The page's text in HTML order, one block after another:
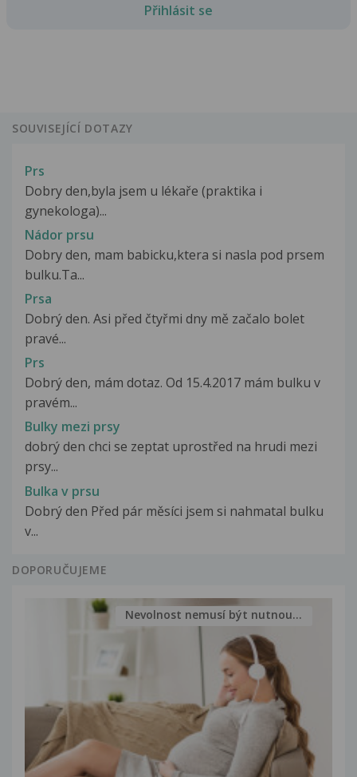
Přihlásit se
SOUVISEJÍCÍ DOTAZY
Prs
Dobry den,byla jsem u lékaře (praktika i
gynekologa)...
Nádor prsu
Dobry den, mam babicku,ktera si nasla pod prsem
bulku.Ta...
Prsa
Dobrý den. Asi před čtyřmi dny mě začalo bolet
pravé...
Prs
Dobrý den, mám dotaz. Od 15.4.2017 mám bulku v
pravém...
Bulky mezi prsy
dobrý den chci se zeptat uprostřed na hrudi mezi
prsy...
Bulka v prsu
Dobrý den Před pár měsíci jsem si nahmatal bulku
v...
DOPORUČUJEME
Nevolnost nemusí být nutnou...